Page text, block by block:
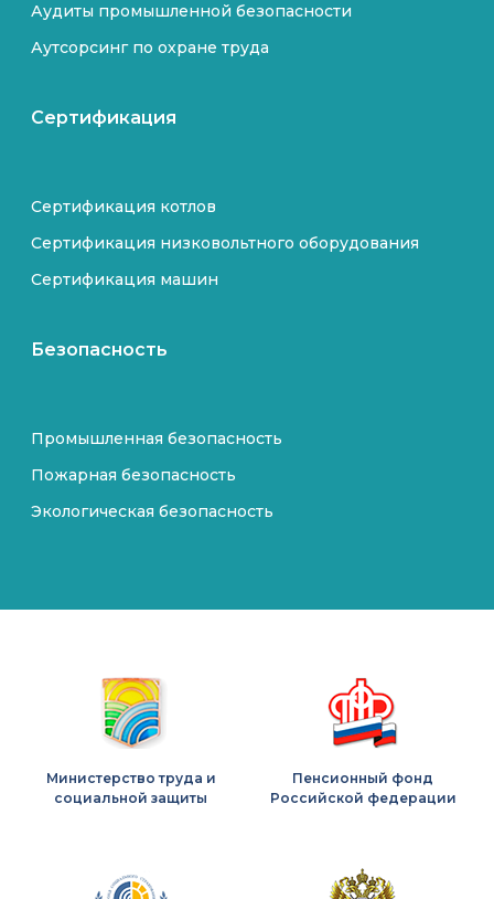
Аудиты промышленной безопасности
Аутсорсинг по охране труда
Сертификация
Сертификация котлов
Сертификация низковольтного оборудования
Сертификация машин
Безопасность
Промышленная безопасность
Пожарная безопасность
Экологическая безопасность
Министерство труда и
социальной защиты
Пенсионный фонд
Российской федерации